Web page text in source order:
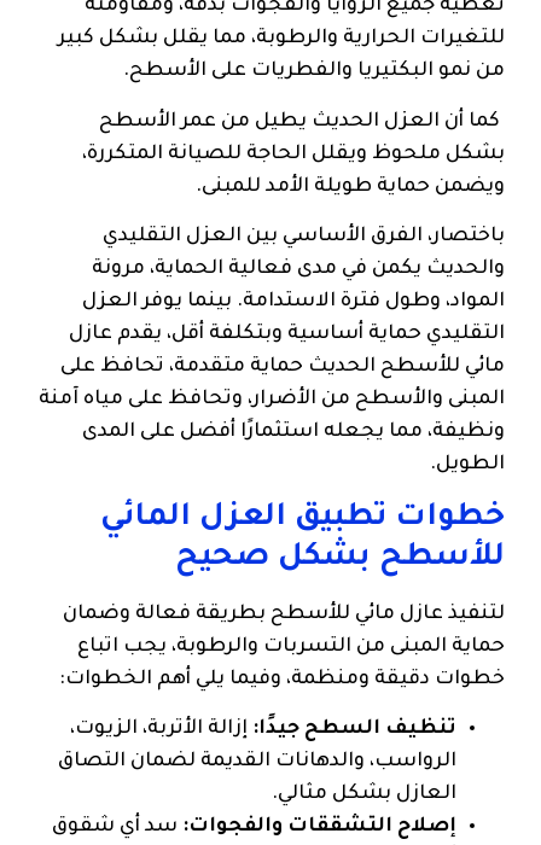
تغطية جميع الزوايا والفجوات بدقة، ومقاومته
للتغيرات الحرارية والرطوبة، مما يقلل بشكل كبير
من نمو البكتيريا والفطريات على الأسطح.
كما أن العزل الحديث يطيل من عمر الأسطح
بشكل ملحوظ ويقلل الحاجة للصيانة المتكررة،
ويضمن حماية طويلة الأمد للمبنى.
باختصار، الفرق الأساسي بين العزل التقليدي
والحديث يكمن في مدى فعالية الحماية، مرونة
المواد، وطول فترة الاستدامة. بينما يوفر العزل
التقليدي حماية أساسية وبتكلفة أقل، يقدم عازل
مائي للأسطح الحديث حماية متقدمة، تحافظ على
المبنى والأسطح من الأضرار، وتحافظ على مياه آمنة
ونظيفة، مما يجعله استثمارًا أفضل على المدى
الطويل.
خطوات تطبيق العزل المائي
للأسطح بشكل صحيح
لتنفيذ عازل مائي للأسطح بطريقة فعالة وضمان
حماية المبنى من التسربات والرطوبة، يجب اتباع
خطوات دقيقة ومنظمة، وفيما يلي أهم الخطوات:
تنظيف السطح جيدًا: إزالة الأتربة، الزيوت،
الرواسب، والدهانات القديمة لضمان التصاق
العازل بشكل مثالي.
إصلاح التشققات والفجوات: سد أي شقوق